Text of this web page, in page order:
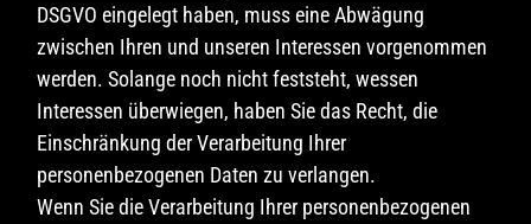
DSGVO eingelegt haben, muss eine Abwägung
zwischen Ihren und unseren Interessen vorgenommen
werden. Solange noch nicht feststeht, wessen
Interessen überwiegen, haben Sie das Recht, die
Einschränkung der Verarbeitung Ihrer
personenbezogenen Daten zu verlangen.
Wenn Sie die Verarbeitung Ihrer personenbezogenen